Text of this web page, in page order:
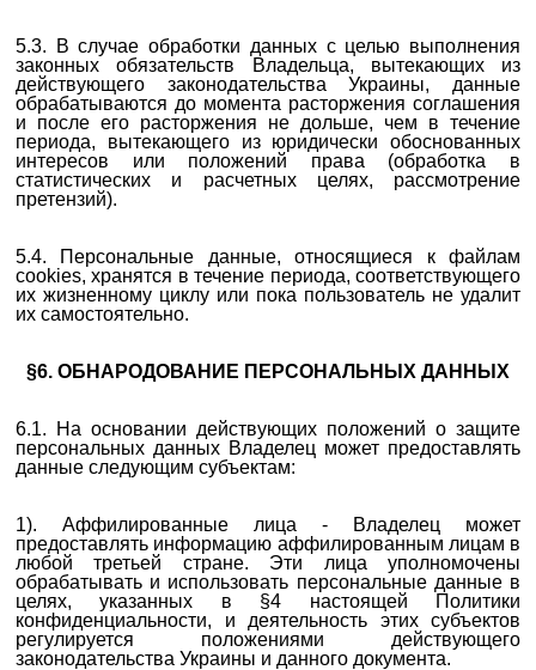
5.3. В случае обработки данных с целью выполнения
законных обязательств Владельца, вытекающих из
действующего законодательства Украины, данные
обрабатываются до момента расторжения соглашения
и после его расторжения не дольше, чем в течение
периода, вытекающего из юридически обоснованных
интересов или положений права (обработка в
статистических и расчетных целях, рассмотрение
претензий).
5.4. Персональные данные, относящиеся к файлам
cookies, хранятся в течение периода, соответствующего
их жизненному циклу или пока пользователь не удалит
их самостоятельно.
§6. ОБНАРОДОВАНИЕ ПЕРСОНАЛЬНЫХ ДАННЫХ
6.1. На основании действующих положений о защите
персональных данных Владелец может предоставлять
данные следующим субъектам:
1). Аффилированные лица - Владелец может
предоставлять информацию аффилированным лицам в
любой третьей стране. Эти лица уполномочены
обрабатывать и использовать персональные данные в
целях, указанных в §4 настоящей Политики
конфиденциальности, и деятельность этих субъектов
регулируется положениями действующего
законодательства Украины и данного документа.